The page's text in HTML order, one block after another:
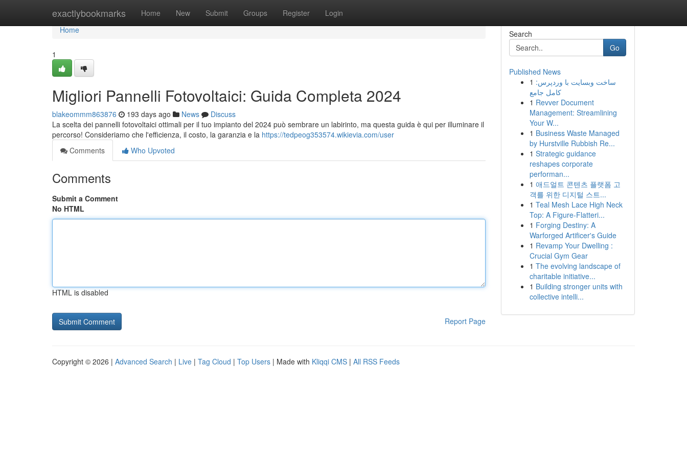
exactlybookmarks Home New Submit Groups Register Login
Home
Home
1
Migliori Pannelli Fotovoltaici: Guida Completa 2024
blakeommm863876 193 days ago News
Discuss
La scelta dei pannelli fotovoltaici ottimali per il tuo impianto del 2024 può sembrare un labirinto, ma questa guida è qui per illuminare il
percorso! Consideriamo che l'efficienza, il costo, la garanzia e la https://tedpeog353574.wikievia.com/user
Comments
Who Upvoted
Comments
Submit a Comment
No HTML
HTML is disabled
Report Page
Search
Go
Published News
1 ساخت وبسایت با وردپرس:
کامل جامع
1 Revver Document
Management: Streamlining
Your W...
1 Business Waste Managed
by Hurstville Rubbish Re...
1 Strategic guidance
reshapes corporate
performan...
1 애드얼트 콘텐츠 플랫폼 고
객를 위한 디지털 스트...
1 Teal Mesh Lace High Neck
Top: A Figure-Flatteri...
1 Forging Destiny: A
Warforged Artificer's Guide
1 Revamp Your Dwelling :
Crucial Gym Gear
1 The evolving landscape of
charitable initiative...
1 Building stronger units with
collective intelli...
Copyright © 2026 | Advanced Search | Live | Tag Cloud | Top Users | Made with Kliqqi CMS | All RSS Feeds